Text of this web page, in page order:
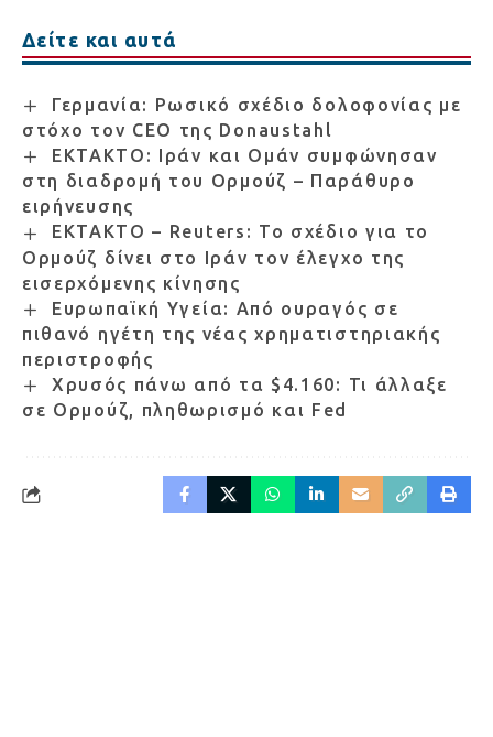
Δείτε και αυτά
Γερμανία: Ρωσικό σχέδιο δολοφονίας με
στόχο τον CEO της Donaustahl
ΕΚΤΑΚΤΟ: Ιράν και Ομάν συμφώνησαν
στη διαδρομή του Ορμούζ – Παράθυρο
ειρήνευσης
ΕΚΤΑΚΤΟ – Reuters: Το σχέδιο για το
Ορμούζ δίνει στο Ιράν τον έλεγχο της
εισερχόμενης κίνησης
Ευρωπαϊκή Υγεία: Από ουραγός σε
πιθανό ηγέτη της νέας χρηματιστηριακής
περιστροφής
Χρυσός πάνω από τα $4.160: Τι άλλαξε
σε Ορμούζ, πληθωρισμό και Fed